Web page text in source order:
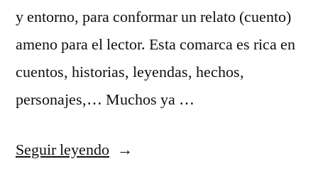
y entorno, para conformar un relato (cuento)
ameno para el lector. Esta comarca es rica en
cuentos, historias, leyendas, hechos,
personajes,… Muchos ya …
Seguir leyendo«Relatos